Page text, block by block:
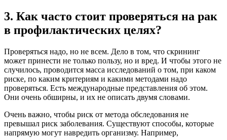
3. Как часто стоит проверяться на рак
в профилактических целях?
Проверяться надо, но не всем. Дело в том, что скрининг
может принести не только пользу, но и вред. И чтобы этого не
случилось, проводится масса исследований о том, при каком
риске, по каким критериям и какими методами надо
проверяться. Есть международные представления об этом.
Они очень обширны, и их не описать двумя словами.
Очень важно, чтобы риск от метода обследования не
превышал риск заболевания. Существуют способы, которые
напрямую могут навредить организму. Например,